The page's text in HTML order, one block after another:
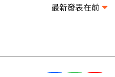
最新發表在前